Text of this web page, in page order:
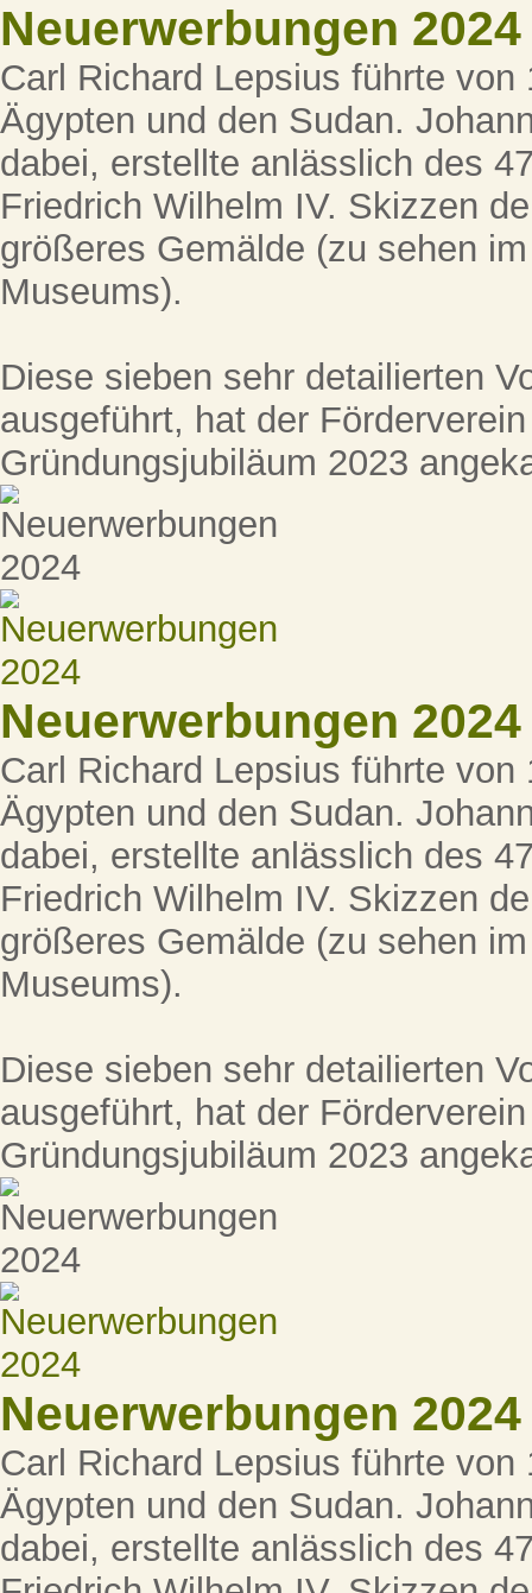
Neuerwerbungen 2024
Carl Richard Lepsius führte
Ägypten und den Sudan.
dabei, erstellte anlässlich des
Friedrich Wilhelm IV. Skizzen
größeres Gemälde (zu sehen
Museums).
Diese sieben sehr detailierten
ausgeführt, hat der
Gründungsjubiläum 2023
Neuerwerbungen 2024
Carl Richard Lepsius führte
Ägypten und den Sudan.
dabei, erstellte anlässlich des
Friedrich Wilhelm IV. Skizzen
größeres Gemälde (zu sehen
Museums).
Diese sieben sehr detailierten
ausgeführt, hat der
Gründungsjubiläum 2023
Neuerwerbungen 2024
Carl Richard Lepsius führte
Ägypten und den Sudan.
dabei, erstellte anlässlich des